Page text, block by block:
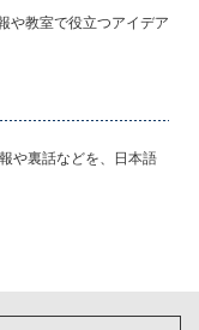
や教室で役立つアイデア
や裏話などを、日本語